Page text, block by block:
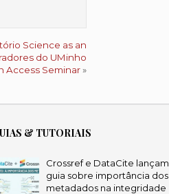
Science as an
do UMinho
Access Seminar»
& TUTORIAIS
Crossref e DataCite lançam
guia sobre importância dos
metadados na integridade